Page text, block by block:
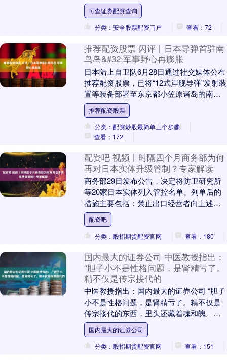
市参观中国援乍得供水项目。超过40摄氏
度的热浪....
可查证券配资查询
分类：安全股票配资门户
查看：72
推荐配资股票 闪评丨日本导弹首驻南
鸟岛&#32;军事野心再膨胀
日本陆上自卫队6月28日通过社交媒体公布
推荐配资股票，已将“12式岸舰导弹”发射装
置等装备部署至东京都小笠原诸岛的南鸟
岛。这是日本陆上自卫队首次在南鸟岛
——这一....
推荐配资股票
分类：配资炒股最简单三个步骤
查看：172
配资吧 视频丨时隔四个月商务部为何
再对日本实体升级管制？专家解读
商务部29日发布公告，决定将防卫研究所
等20家日本实体列入管控名单。列单后的
措施主要包括：禁止出口经营者向上述实
体出口两用物项；禁止境外组织和个人将
原产于中华人....
配资吧
分类：股指期货配资官网
查看：180
国内最大的证券公司 中医教授指出：
“胆子小不是性格问题，是肾精亏了。
精不仅是传宗接代的
中医教授指出：国内最大的证券公司 “胆子
小不是性格问题，是肾精亏了。精不仅是
传宗接代的东西，里头还藏着魂和魄。精
亏了，魂就小了，魄也安不住了。魂小
了，人就胆子小....
国内最大的证券公司
分类：股指期货配资官网
查看：151